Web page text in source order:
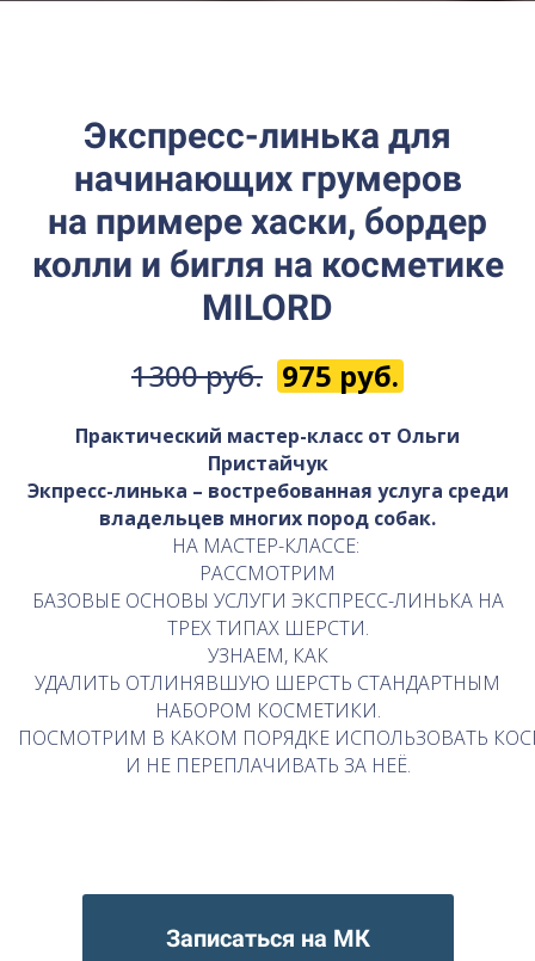
Экспресс-линька для
начинающих грумеров
на примере хаски, бордер
колли и бигля на косметике
MILORD
1300 руб. 975 руб.
Практический мастер-класс от Ольги
Пристайчук
Экпресс-линька – востребованная услуга среди
владельцев многих пород собак.
НА МАСТЕР-КЛАССЕ:
РАССМОТРИМ
БАЗОВЫЕ ОСНОВЫ УСЛУГИ ЭКСПРЕСС-ЛИНЬКА НА
ТРЕХ ТИПАХ ШЕРСТИ.
УЗНАЕМ, КАК
УДАЛИТЬ ОТЛИНЯВШУЮ ШЕРСТЬ СТАНДАРТНЫМ
НАБОРОМ КОСМЕТИКИ.
ПОСМОТРИМ В КАКОМ ПОРЯДКЕ ИСПОЛЬЗОВАТЬ
И НЕ ПЕРЕПЛАЧИВАТЬ ЗА НЕЁ.
Записаться на МК